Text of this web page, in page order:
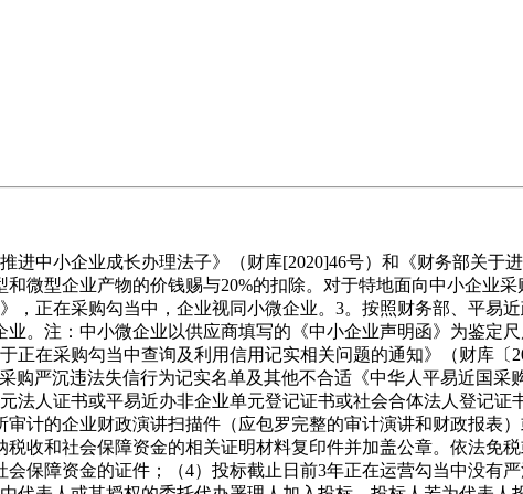
小企业成长办理法子》（财库[2020]46号）和《财务部关于
微型企业产物的价钱赐与20%的扣除。对于特地面向中小企业
，正在采购勾当中，企业视同小微企业。3。按照财务部、平易
。注：中小微企业以供应商填写的《中小企业声明函》为鉴定
在采购勾当中查询及利用信用记实相关问题的通知》（财库〔
购严沉违法失信行为记实名单及其他不合适《中华人平易近国
法人证书或平易近办非企业单元登记证书或社会合体法人登记
计的企业财政演讲扫描件（应包罗完整的审计演讲和财政报表
收和社会保障资金的相关证明材料复印件并加盖公章。依法免
保障资金的证件；（4）投标截止日前3年正在运营勾当中没有